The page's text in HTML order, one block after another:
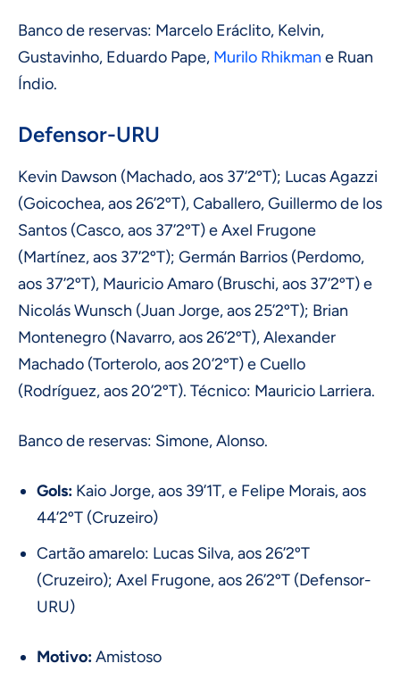
Banco de reservas: Marcelo Eráclito, Kelvin,
Gustavinho, Eduardo Pape, Murilo Rhikman e Ruan
Índio.
Defensor-URU
Kevin Dawson (Machado, aos 37’2ºT); Lucas Agazzi
(Goicochea, aos 26’2ºT), Caballero, Guillermo de los
Santos (Casco, aos 37’2ºT) e Axel Frugone
(Martínez, aos 37’2ºT); Germán Barrios (Perdomo,
aos 37’2ºT), Mauricio Amaro (Bruschi, aos 37’2ºT) e
Nicolás Wunsch (Juan Jorge, aos 25’2ºT); Brian
Montenegro (Navarro, aos 26’2ºT), Alexander
Machado (Torterolo, aos 20’2ºT) e Cuello
(Rodríguez, aos 20’2ºT). Técnico: Mauricio Larriera.
Banco de reservas: Simone, Alonso.
Gols: Kaio Jorge, aos 39’1T, e Felipe Morais, aos
44’2ºT (Cruzeiro)
Cartão amarelo: Lucas Silva, aos 26’2ºT
(Cruzeiro); Axel Frugone, aos 26’2ºT (Defensor-
URU)
Motivo:Amistoso